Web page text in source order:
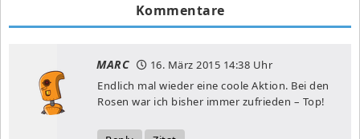
Kommentare
MARC 16. März 2015 14:38 Uhr
Endlich mal wieder eine coole Aktion. Bei den
Rosen war ich bisher immer zufrieden – Top!